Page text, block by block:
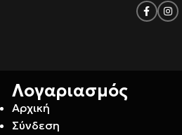
Λογαριασμός
Αρχική
Σύνδεση